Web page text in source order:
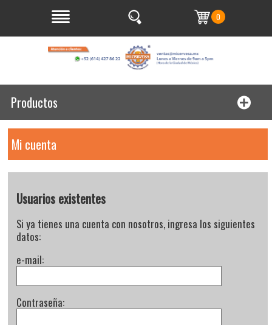
0
Productos
Mi cuenta
Usuarios existentes
Si ya tienes una cuenta con nosotros, ingresa los siguientes
datos:
e-mail:
Contraseña: